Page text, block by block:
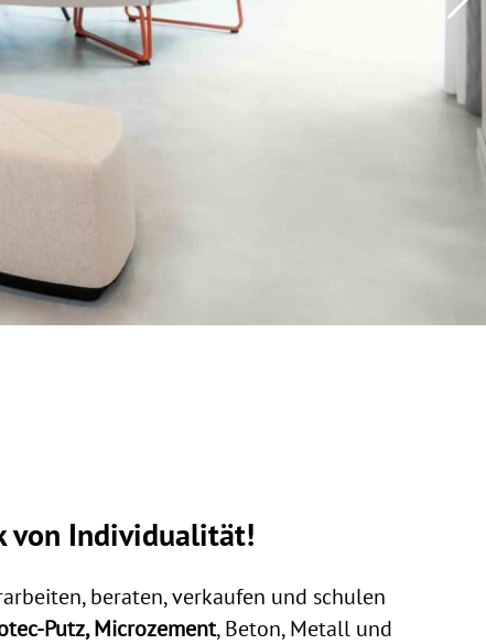
von Individualität!
beraten, verkaufen und schulen
Putz, Microzement, Beton, Metall und